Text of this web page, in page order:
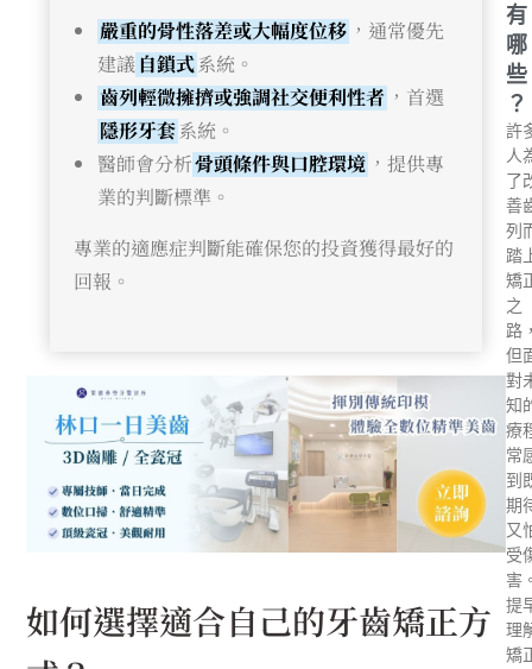
嚴重的骨性落差或大幅度位移 ，通常優先
建議自鎖式系統。
齒列輕微擁擠或強調社交便利性者 ，首選
隱形牙套系統。
醫師會分析骨頭條件與口腔環境 ，提供專
業的判斷標準。
專業的適應症判斷能確保您的投資獲得最好的
回報。
如何選擇適合自己的牙齒矯正方
有
哪
些
？
許
人
了
善
列
踏
矯
之
路
但
對
知
療
常
到
期
又
受
害
提
理
矯